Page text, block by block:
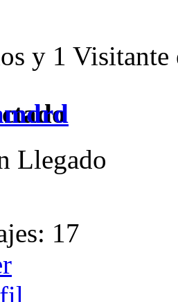
y 1 Visitante
Llegado
17